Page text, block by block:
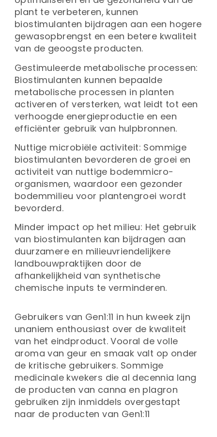
plant te verbeteren, kunnen
biostimulanten bijdragen aan een hogere
gewasopbrengst en een betere kwaliteit
van de geoogste producten.
Gestimuleerde metabolische processen:
Biostimulanten kunnen bepaalde
metabolische processen in planten
activeren of versterken, wat leidt tot een
verhoogde energieproductie en een
efficiënter gebruik van hulpbronnen.
Nuttige microbiële activiteit: Sommige
biostimulanten bevorderen de groei en
activiteit van nuttige bodemmicro-
organismen, waardoor een gezonder
bodemmilieu voor plantengroei wordt
bevorderd.
Minder impact op het milieu: Het gebruik
van biostimulanten kan bijdragen aan
duurzamere en milieuvriendelijkere
landbouwpraktijken door de
afhankelijkheid van synthetische
chemische inputs te verminderen.
Gebruikers van Gen1:11 in hun kweek zijn
unaniem enthousiast over de kwaliteit
van het eindproduct. Vooral de volle
aroma van geur en smaak valt op onder
de kritische gebruikers. Sommige
medicinale kwekers die al decennia lang
de producten van canna en plagron
gebruiken zijn inmiddels overgestapt
naar de producten van Gen1:11